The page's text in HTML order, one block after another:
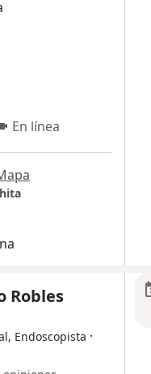
En línea
Robles
Endoscopista ·